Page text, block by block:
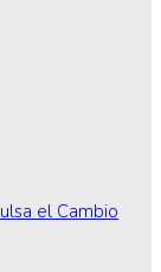
el Cambio